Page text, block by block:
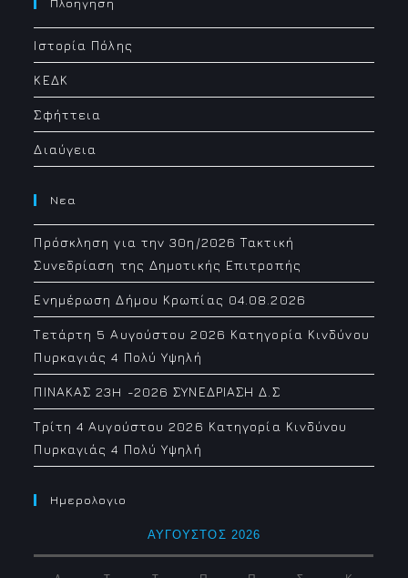
Ιστορία Πόλης
ΚΕΔΚ
Σφήττεια
Διαύγεια
Νεα
Πρόσκληση για την 30η/2026 Τακτική
Συνεδρίαση της Δημοτικής Επιτροπής
Ενημέρωση Δήμου Κρωπίας 04.08.2026
Τετάρτη 5 Αυγούστου 2026 Κατηγορία Κινδύνου
Πυρκαγιάς 4 Πολύ Υψηλή
ΠΙΝΑΚΑΣ 23H -2026 ΣΥΝΕΔΡΙΑΣΗ Δ.Σ
Τρίτη 4 Αυγούστου 2026 Κατηγορία Κινδύνου
Πυρκαγιάς 4 Πολύ Υψηλή
Ημερολογιο
ΑΎΓΟΥΣΤΟΣ 2026